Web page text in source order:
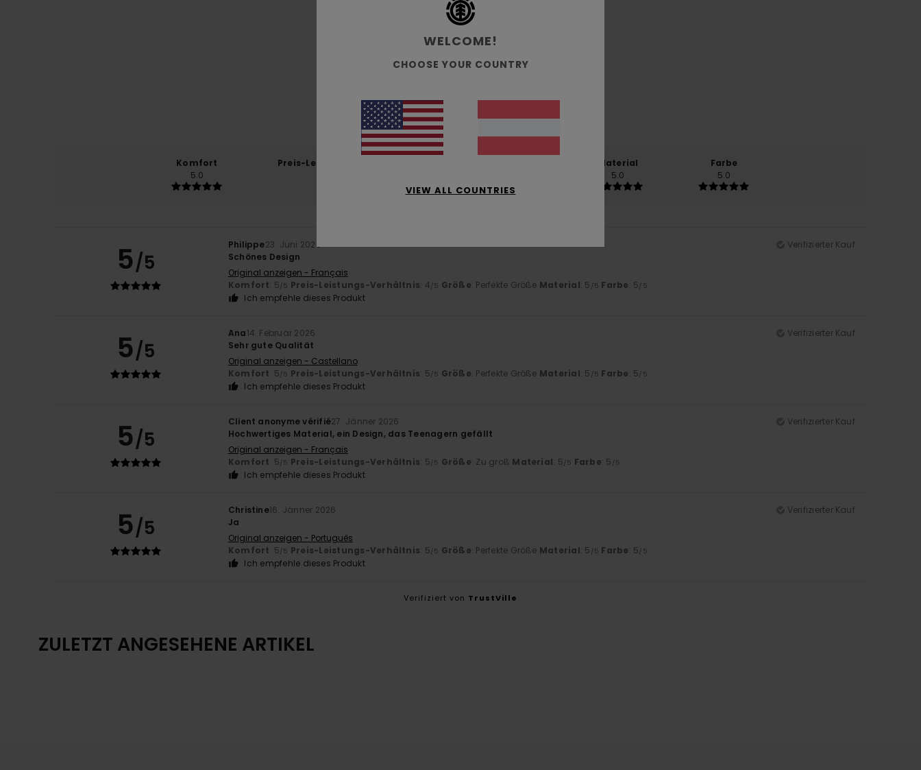
Durchschnittliche Bewertung
5.0 /5
basierend auf4 verifizierten Bewertungen
100% unserer Kunden empfehlen dieses Produkt
Komfort
5.0
Preis-Leistungs-Verhältnis
Material
5.0
Farbe
5.0
5/5
Philippe23. Juni 2026
Verifizierter Kauf
Schönes Design
Original anzeigen - Français
Komfort: 5/5 Preis-Leistungs-Verhältnis: 4/5 Größe: Perfekte Größe Material: 5 /5 Farbe: 5/5
Ich empfehle dieses Produkt
5/5
Ana14. Februar 2026
Verifizierter Kauf
Sehr gute Qualität
Original anzeigen - Castellano
Komfort: 5/5 Preis-Leistungs-Verhältnis: 5/5 Größe: Perfekte Größe Material: 5 /5 Farbe: 5/5
Ich empfehle dieses Produkt
5/5
Client anonyme vérifié27. Jänner 2026
Verifizierter Kauf
Hochwertiges Material, ein Design, das Teenagern gefällt
Original anzeigen - Français
Komfort: 5/5 Preis-Leistungs-Verhältnis: 5/5 Größe: Zu groß Material: 5/5 Farbe: 5 /5
Ich empfehle dieses Produkt
5/5
Christine16. Jänner 2026
Verifizierter Kauf
Ja
Original anzeigen - Português
Komfort: 5/5 Preis-Leistungs-Verhältnis: 5/5 Größe: Perfekte Größe Material: 5 /5 Farbe: 5/5
Ich empfehle dieses Produkt
Verifiziert von TrustVille
ZULETZT ANGESEHENE ARTIKEL
WELCOME!
CHOOSE YOUR COUNTRY
VIEW ALL COUNTRIES